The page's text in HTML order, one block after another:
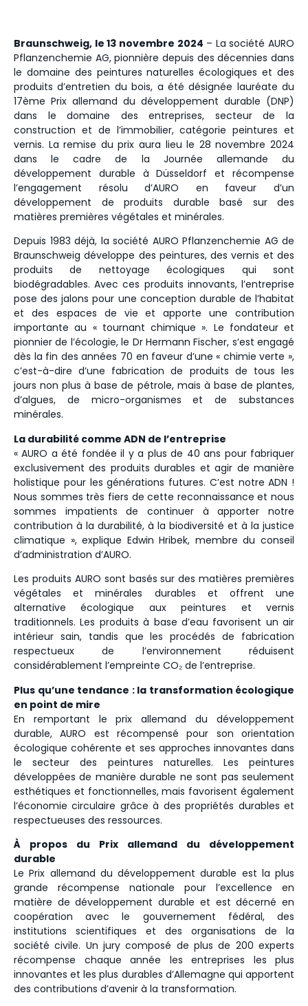
Braunschweig, le 13 novembre 2024 – La société AURO
Pflanzenchemie AG, pionnière depuis des décennies dans
le domaine des peintures naturelles écologiques et des
produits d’entretien du bois, a été désignée lauréate du
17ème Prix allemand du développement durable (DNP)
dans le domaine des entreprises, secteur de la
construction et de l’immobilier, catégorie peintures et
vernis. La remise du prix aura lieu le 28 novembre 2024
dans le cadre de la Journée allemande du
développement durable à Düsseldorf et récompense
l’engagement résolu d’AURO en faveur d’un
développement de produits durable basé sur des
matières premières végétales et minérales.
Depuis 1983 déjà, la société AURO Pflanzenchemie AG de
Braunschweig développe des peintures, des vernis et des
produits de nettoyage écologiques qui sont
biodégradables. Avec ces produits innovants, l’entreprise
pose des jalons pour une conception durable de l’habitat
et des espaces de vie et apporte une contribution
importante au « tournant chimique ». Le fondateur et
pionnier de l’écologie, le Dr Hermann Fischer, s’est engagé
dès la fin des années 70 en faveur d’une « chimie verte »,
c’est-à-dire d’une fabrication de produits de tous les
jours non plus à base de pétrole, mais à base de plantes,
d’algues, de micro-organismes et de substances
minérales.
La durabilité comme ADN de l’entreprise
« AURO a été fondée il y a plus de 40 ans pour fabriquer
exclusivement des produits durables et agir de manière
holistique pour les générations futures. C’est notre ADN !
Nous sommes très fiers de cette reconnaissance et nous
sommes impatients de continuer à apporter notre
contribution à la durabilité, à la biodiversité et à la justice
climatique », explique Edwin Hribek, membre du conseil
d’administration d’AURO.
Les produits AURO sont basés sur des matières premières
végétales et minérales durables et offrent une
alternative écologique aux peintures et vernis
traditionnels. Les produits à base d’eau favorisent un air
intérieur sain, tandis que les procédés de fabrication
respectueux de l’environnement réduisent
considérablement l’empreinte CO₂ de l’entreprise.
Plus qu’une tendance : la transformation écologique
en point de mire
En remportant le prix allemand du développement
durable, AURO est récompensé pour son orientation
écologique cohérente et ses approches innovantes dans
le secteur des peintures naturelles. Les peintures
développées de manière durable ne sont pas seulement
esthétiques et fonctionnelles, mais favorisent également
l’économie circulaire grâce à des propriétés durables et
respectueuses des ressources.
À propos du Prix allemand du développement
durable
Le Prix allemand du développement durable est la plus
grande récompense nationale pour l’excellence en
matière de développement durable et est décerné en
coopération avec le gouvernement fédéral, des
institutions scientifiques et des organisations de la
société civile. Un jury composé de plus de 200 experts
récompense chaque année les entreprises les plus
innovantes et les plus durables d’Allemagne qui apportent
des contributions d’avenir à la transformation.